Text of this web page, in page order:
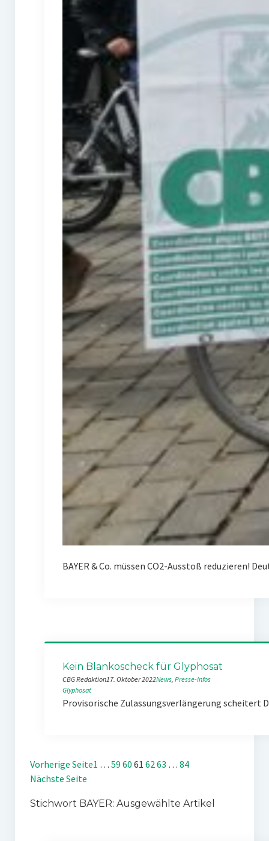
BAYER & Co. müssen CO2-Ausstoß reduzieren!
Kein Blankoscheck für Glyphosat
CBG Redaktion17. Oktober 2022News, Presse-Infos
Glyphosat
Provisorische Zulassungsverlängerung scheitert
Vorherige Seite1 … 59 60 61 6263 … 84
Nächste Seite
Stichwort BAYER: Ausgewählte Artikel